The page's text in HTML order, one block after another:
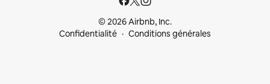
© 2026 Airbnb, Inc.
Confidentialité
Conditions générales